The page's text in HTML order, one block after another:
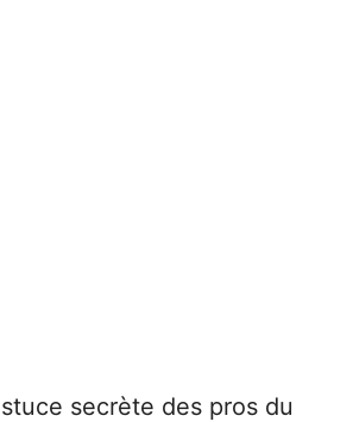
secrète des pros du